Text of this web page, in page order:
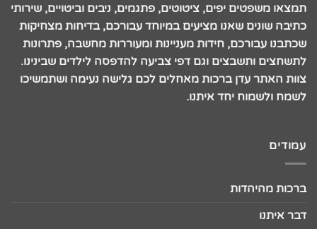
תמצאו משפטים יפים, ציטוטים, פתגמים, ניבים וביטויים, שירותי
כתיבה שונים שאנו מציעים במיוחד עבורכם, בדיחות מצחיקות
שכתבנו עבורכם, חידות מעניינות ומעוררות מחשבה, פתרונות
לתשחצים ותשבצים וגם דפי צביעה להדפסה לילדים שבינינו.
צוות האתר עדן ברכות מאחלים לכם גלישה נעימה ושתמשיכו
לשמח ולשמוח יחד איתנו.
עמודים
ברכות מהיהדות
דבר איתנו